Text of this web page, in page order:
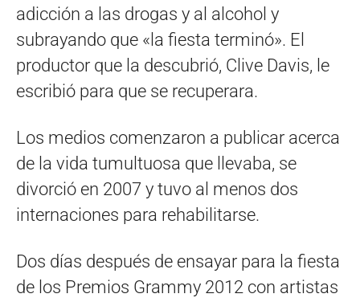
adicción a las drogas y al alcohol y
subrayando que «la fiesta terminó». El
productor que la descubrió, Clive Davis, le
escribió para que se recuperara.
Los medios comenzaron a publicar acerca
de la vida tumultuosa que llevaba, se
divorció en 2007 y tuvo al menos dos
internaciones para rehabilitarse.
Dos días después de ensayar para la fiesta
de los Premios Grammy 2012 con artistas